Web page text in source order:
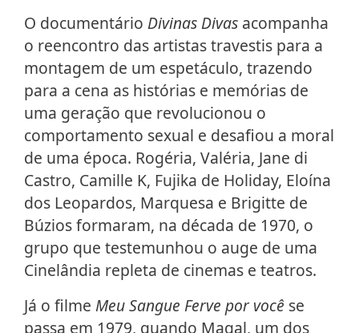
O documentário Divinas Divas acompanha
o reencontro das artistas travestis para a
montagem de um espetáculo, trazendo
para a cena as histórias e memórias de
uma geração que revolucionou o
comportamento sexual e desafiou a moral
de uma época. Rogéria, Valéria, Jane di
Castro, Camille K, Fujika de Holiday, Eloína
dos Leopardos, Marquesa e Brigitte de
Búzios formaram, na década de 1970, o
grupo que testemunhou o auge de uma
Cinelândia repleta de cinemas e teatros.
Já o filme Meu Sangue Ferve por você se
passa em 1979, quando Magal, um dos